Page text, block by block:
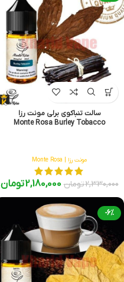
سالت تنباکوی برلی مونت رزا
Monte Rosa Burley Tobacco
مونت رزا | Monte Rosa
2,330,000تومان 2,180,000تومان
-6%